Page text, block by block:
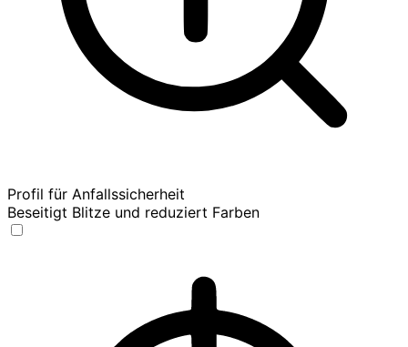
Profil für Anfallssicherheit
Beseitigt Blitze und reduziert Farben